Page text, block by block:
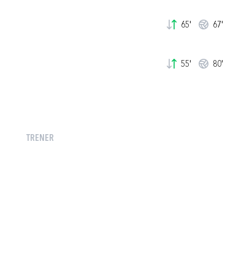
65' 67'
55' 80'
TRENER